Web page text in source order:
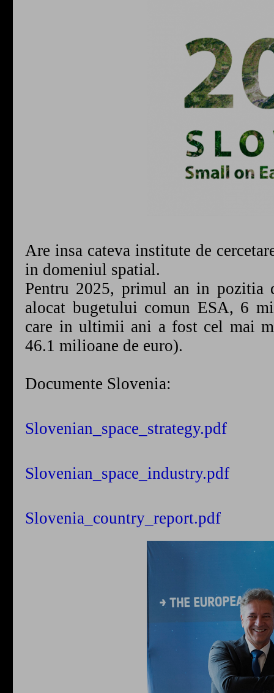
Are insa cateva institute de
in domeniul spatial.
Pentru 2025, primul an in pozitia
alocat bugetului comun ESA, 6
care in ultimii ani a fost cel mai
46.1 milioane de euro).
Documente Slovenia:
Slovenian_space_strategy.pdf
Slovenian_space_industry.pdf
Slovenia_country_report.pdf